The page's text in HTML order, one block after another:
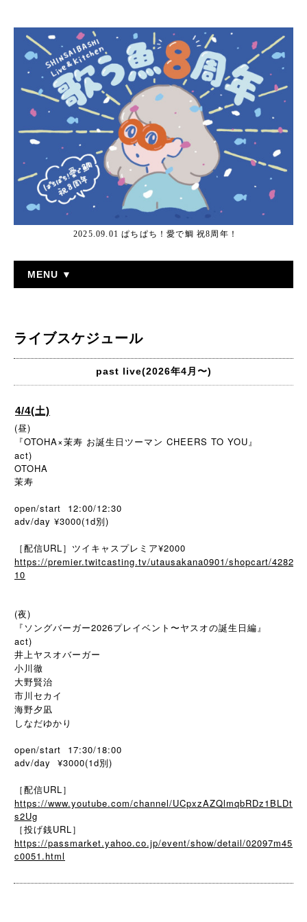
2025.09.01 ぱちぱち！愛で鯛 祝8周年！
MENU ▼
ライブスケジュール
past live(2026年4月〜)
4/4(土)
(昼)
『OTOHA×茉寿 お誕生日ツーマン CHEERS TO YOU』
act)
OTOHA
茉寿
open/start 12:00/12:30
adv/day ¥3000(1d別)
［配信URL］ツイキャスプレミア¥2000
https://premier.twitcasting.tv/utausakana0901/shopcart/4282
10
(夜)
『ソングバーガー2026プレイベント〜ヤスオの誕生日編』
act)
井上ヤスオバーガー
小川徹
大野賢治
市川セカイ
海野夕凪
しなだゆかり
open/start 17:30/18:00
adv/day ¥3000(1d別)
［配信URL］
https://www.youtube.com/channel/UCpxzAZQlmqbRDz1BLDt
s2Ug
［投げ銭URL］
https://passmarket.yahoo.co.jp/event/show/detail/02097m45
c0051.html